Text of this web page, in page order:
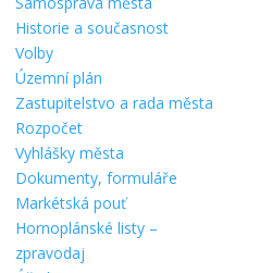
Historie a současnost
Volby
Územní plán
Zastupitelstvo a rada města
Rozpočet
Vyhlášky města
Dokumenty, formuláře
Markétská pouť
Hornoplánské listy –
zpravodaj